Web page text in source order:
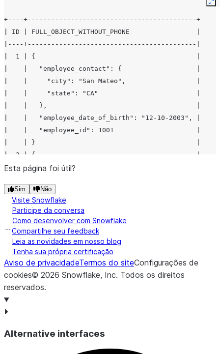
+----+-------------------------------------------+
| ID | FULL_OBJECT_WITHOUT_PHONE                 |
|----+-------------------------------------------|
|  1 | {                                         |
|    |   "employee_contact": {                   |
|    |     "city": "San Mateo",                  |
|    |     "state": "CA"                         |
|    |   },                                      |
|    |   "employee_date_of_birth": "12-10-2003", |
|    |   "employee_id": 1001                     |
|    | }                                         |
|  2 | {                                         |
|    |   "employee_contact": {                   |
|    |     "state": "WA"                         |
|    |   },                                      |
|    |   "employee_date_of_birth": "01-01-1990", |
|    |   "employee_id": 1002                     |
|    | }                                         |
+----+-------------------------------------------+
Esta página foi útil?
Sim Não
Visite Snowflake
Participe da conversa
Como desenvolver com Snowflake
Compartilhe seu feedback
Leia as novidades em nosso blog
Tenha sua própria certificação
Aviso de privacidadeTermos do siteConfigurações de
cookies© 2026 Snowflake, Inc. Todos os direitos
reservados.
Alternative interfaces